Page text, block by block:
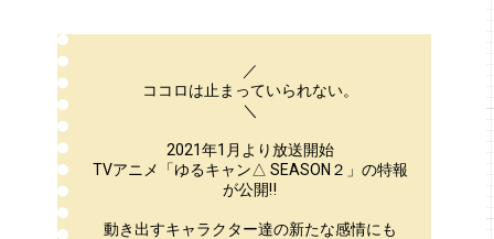
／
ココロは止まっていられない。
＼
2021年1月より放送開始
TVアニメ「ゆるキャン△ SEASON２」の特報
が公開‼
動き出すキャラクター達の新たな感情にも